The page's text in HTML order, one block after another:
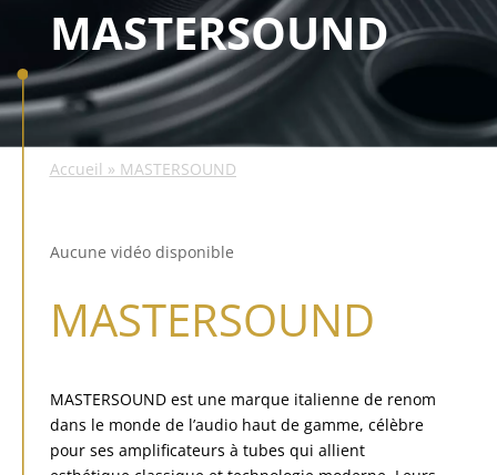
MASTERSOUND
Accueil » MASTERSOUND
Aucune vidéo disponible
MASTERSOUND
MASTERSOUND est une marque italienne de renom
dans le monde de l’audio haut de gamme, célèbre
pour ses amplificateurs à tubes qui allient